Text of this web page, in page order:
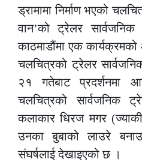
ड्रामामा निर्माण भएको
वान’को ट्रेलर
काठमाडौंमा एक कार्यक्रमको
चलचित्रको ट्रेलर
२१ गतेबाट प्रदर्शनमा
चलचित्रको सार्वजनिक
कलाकार धिरज मगर
उनका बुबाको लाउरे
संघर्षलाई देखाइएको छ ।